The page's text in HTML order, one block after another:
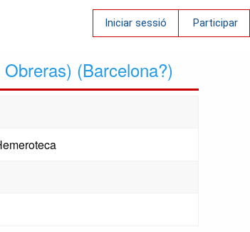
Iniciar sessió Participar
(Barcelona?)